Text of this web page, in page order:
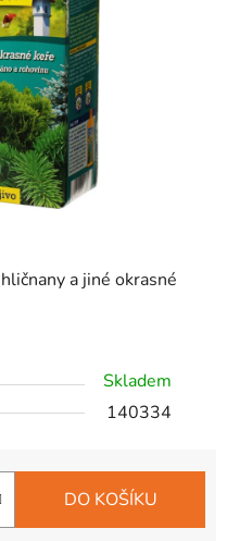
a jiné okrasné
Skladem
140334
DO KOŠÍKU